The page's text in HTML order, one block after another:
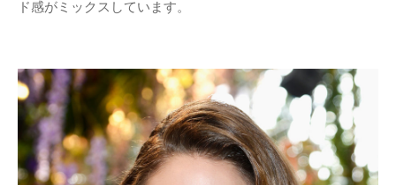
出典：https://s-media-cache-ak0.pinimg.com
オリヴィアパレルモの髪型②